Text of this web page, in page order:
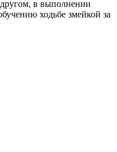
в выполнении
ходьбе змейкой за